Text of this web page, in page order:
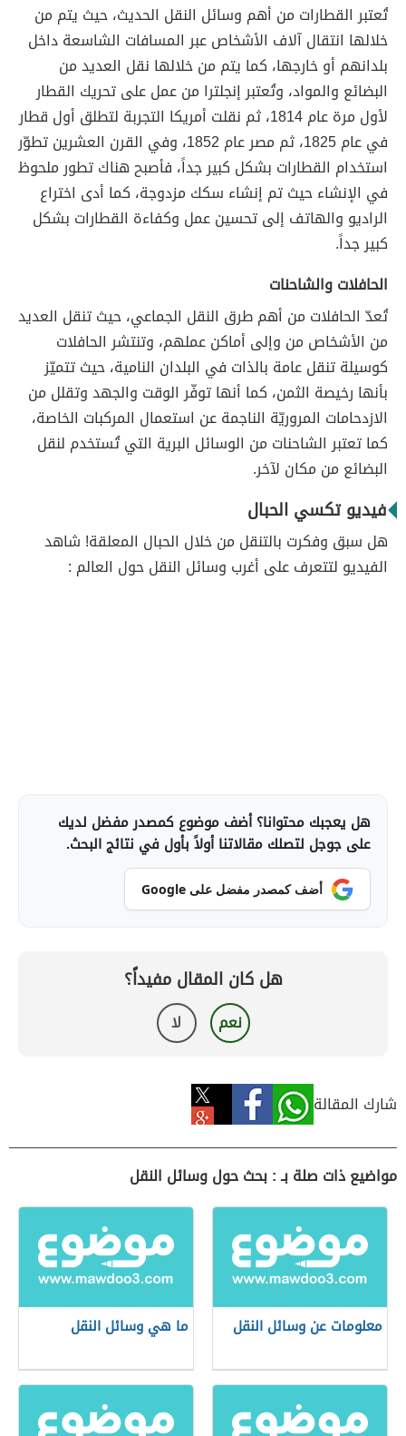
تُعتبر القطارات من أهم وسائل النقل الحديث، حيث يتم من
خلالها انتقال آلاف الأشخاص عبر المسافات الشاسعة داخل
بلدانهم أو خارجها، كما يتم من خلالها نقل العديد من
البضائع والمواد، وتُعتبر إنجلترا من عمل على تحريك القطار
لأول مرة عام 1814، ثم نقلت أمريكا التجربة لتطلق أول قطار
في عام 1825، ثم مصر عام 1852، وفي القرن العشرين تطوّر
استخدام القطارات بشكل كبير جداً، فأصبح هناك تطور ملحوظ
في الإنشاء حيث تم إنشاء سكك مزدوجة، كما أدى اختراع
الراديو والهاتف إلى تحسين عمل وكفاءة القطارات بشكل
كبير جداً.
الحافلات والشاحنات
تُعدّ الحافلات من أهم طرق النقل الجماعي، حيث تنقل العديد
من الأشخاص من وإلى أماكن عملهم، وتنتشر الحافلات
كوسيلة تنقل عامة بالذات في البلدان النامية، حيث تتميّز
بأنها رخيصة الثمن، كما أنها توفّر الوقت والجهد وتقلل من
الازدحامات المروريّة الناجمة عن استعمال المركبات الخاصة،
كما تعتبر الشاحنات من الوسائل البرية التي تُستخدم لنقل
البضائع من مكان لآخر.
فيديو تكسي الحبال
هل سبق وفكرت بالتنقل من خلال الحبال المعلقة! شاهد
الفيديو لتتعرف على أغرب وسائل النقل حول العالم :
هل يعجبك محتوانا؟ أضف موضوع كمصدر مفضل لديك
على جوجل لتصلك مقالاتنا أولاً بأول في نتائج البحث.
أضف كمصدر مفضل على Google
هل كان المقال مفيداً؟
نعم لا
شارك المقالة
مواضيع ذات صلة بـ : بحث حول وسائل النقل
معلومات عن وسائل النقل ما هي وسائل النقل